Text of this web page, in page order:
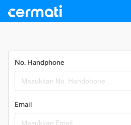
No. Handphone
Email